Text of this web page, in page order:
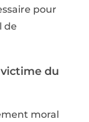
pour
de
du
moral